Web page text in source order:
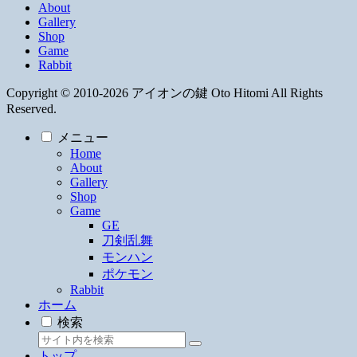
About
Gallery
Shop
Game
Rabbit
Copyright © 2010-2026 アイオンの鍵 Oto Hitomi All Rights
Reserved.
メニュー
Home
About
Gallery
Shop
Game
GE
刀剣乱舞
モンハン
ポケモン
Rabbit
ホーム
検索